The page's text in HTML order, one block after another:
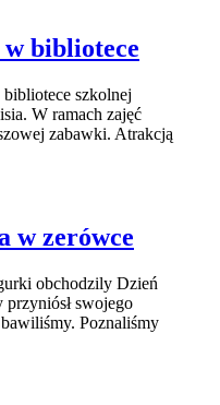
bibliotece
szkolnej
W ramach zajęć
zabawki. Atrakcją
w zerówce
obchodzily Dzień
swojego
Poznaliśmy